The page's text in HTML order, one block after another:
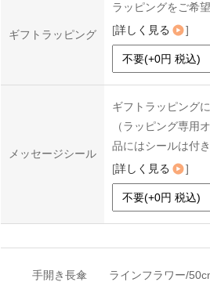
ギフトラッピング
ラッピングをご希
[詳しく見る ]
メッセージシール
ギフトラッピング
（ラッピング専用
品にはシールは付き
[詳しく見る ]
手開き長傘 ラインフラワー/